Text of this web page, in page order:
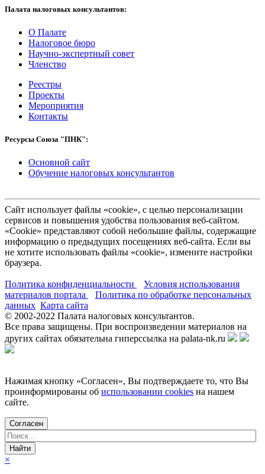
Палата налоговых консультантов:
О Палате
Налоговое бюро
Научно-экспертный совет
Членство
Реестры
Проекты
Мероприятия
Контакты
Ресурсы Союза "ПНК":
Основной сайт
Обучение налоговых консультантов
Сайт использует файлы «cookie», с целью персонализации
сервисов и повышения удобства пользования веб-сайтом.
«Cookie» представляют собой небольшие файлы, содержащие
информацию о предыдущих посещениях веб-сайта. Если вы
не хотите использовать файлы «cookie», измените настройки
браузера.
Политика конфиденциальности
Условия использования
материалов портала
Политика по обработке персональных
данных Карта сайта
© 2002-2022 Палата налоговых консультантов.
Все права защищены. При воспроизведении материалов на
других сайтах обязательна гиперссылка на palata-nk.ru
Нажимая кнопку «Согласен», Вы подтверждаете то, что Вы
проинформированы об использовании cookies на нашем
сайте.
Согласен
×